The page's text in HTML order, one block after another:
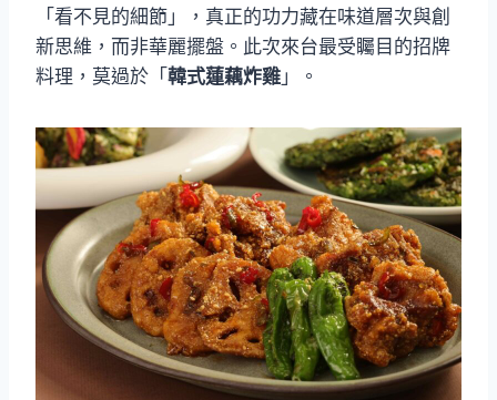
「看不見的細節」，真正的功力藏在味道層次與創
新思維，而非華麗擺盤。此次來台最受矚目的招牌
料理，莫過於「 韓式蓮藕炸雞 」。